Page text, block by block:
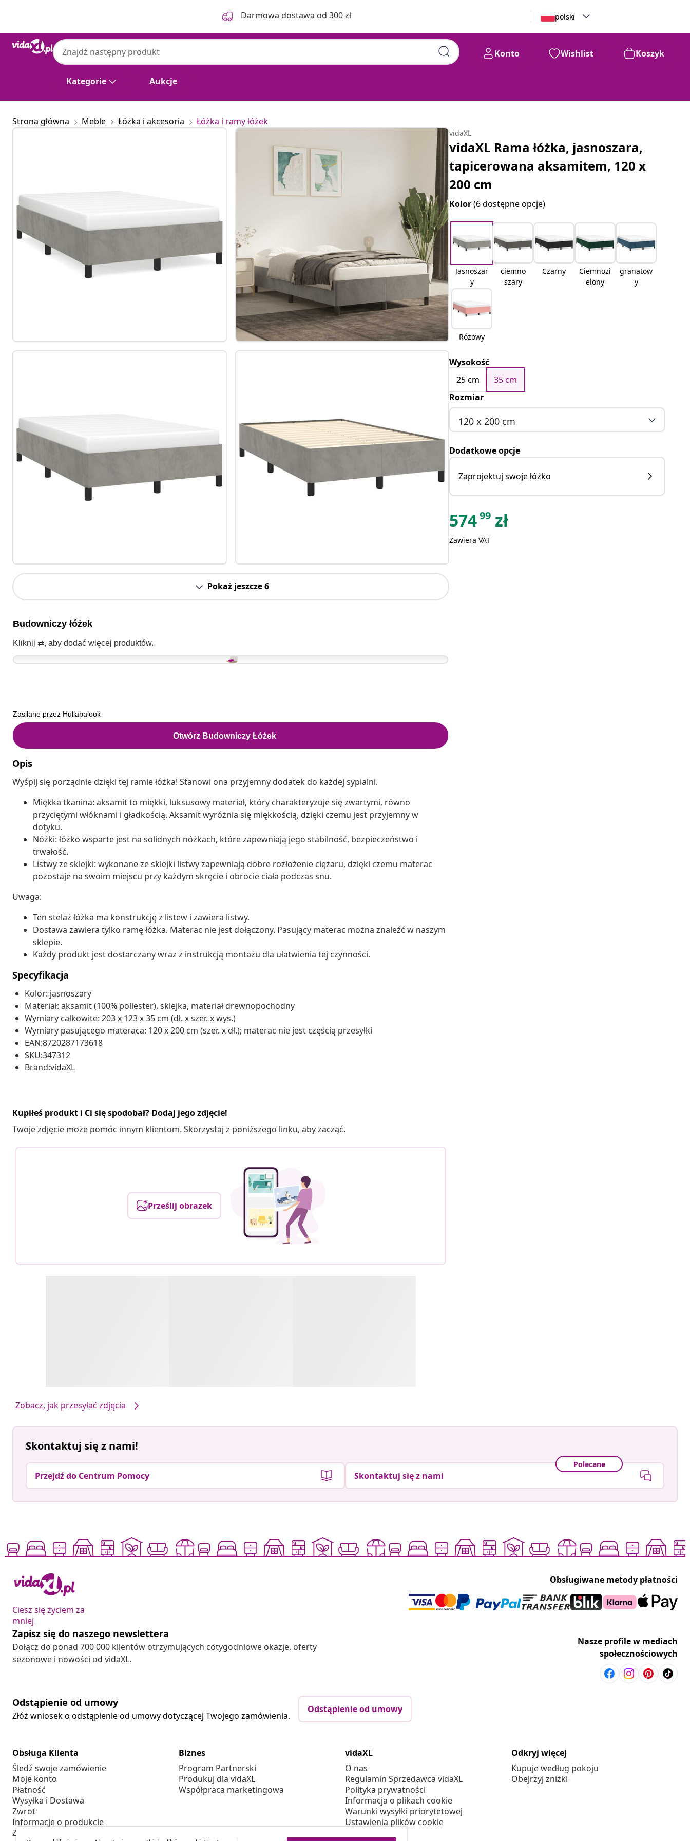
Darmowa dostawa od 300 zł polski
Kategorie Aukcje
Konto Wishlist Koszyk
Strona główna Meble Łóżka i akcesoria Łóżka i ramy łóżek
Pokaż jeszcze 6
Opis
Wyśpij się porządnie dzięki tej ramie łóżka! Stanowi ona przyjemny dodatek do każdej sypialni.
Miękka tkanina: aksamit to miękki, luksusowy materiał, który charakteryzuje się zwartymi, równo
przyciętymi włóknami i gładkością. Aksamit wyróżnia się miękkością, dzięki czemu jest przyjemny w
dotyku.
Nóżki: łóżko wsparte jest na solidnych nóżkach, które zapewniają jego stabilność, bezpieczeństwo i
trwałość.
Listwy ze sklejki: wykonane ze sklejki listwy zapewniają dobre rozłożenie ciężaru, dzięki czemu materac
pozostaje na swoim miejscu przy każdym skręcie i obrocie ciała podczas snu.
Uwaga:
Ten stelaż łóżka ma konstrukcję z listew i zawiera listwy.
Dostawa zawiera tylko ramę łóżka. Materac nie jest dołączony. Pasujący materac można znaleźć w naszym
sklepie.
Każdy produkt jest dostarczany wraz z instrukcją montażu dla ułatwienia tej czynności.
Specyfikacja
Kolor: jasnoszary
Materiał: aksamit (100% poliester), sklejka, materiał drewnopochodny
Wymiary całkowite: 203 x 123 x 35 cm (dł. x szer. x wys.)
Wymiary pasującego materaca: 120 x 200 cm (szer. x dł.); materac nie jest częścią przesyłki
EAN:8720287173618
SKU:347312
Brand:vidaXL
Kupiłeś produkt i Ci się spodobał? Dodaj jego zdjęcie!
Twoje zdjęcie może pomóc innym klientom. Skorzystaj z poniższego linku, aby zacząć.
Prześlij obrazek
Zobacz, jak przesyłać zdjęcia
vidaXL
vidaXL Rama łóżka, jasnoszara,
tapicerowana aksamitem, 120 x
200 cm
Kolor(6 dostępne opcje)
Jasnoszar
y
ciemno
szary
Czarny
Ciemnozi
elony
granatow
y
Różowy
Wysokość
25 cm
35 cm
Rozmiar
120 x 200 cm
Dodatkowe opcje
Zaprojektuj swoje łóżko
57499 zł
Zawiera VAT
Skontaktuj się z nami!
Przejdź do Centrum Pomocy
Polecane
Skontaktuj się z nami
Ciesz się życiem za
mniej
Obsługiwane metody płatności
Zapisz się do naszego newslettera
Dołącz do ponad 700 000 klientów otrzymujących cotygodniowe okazje, oferty
sezonowe i nowości od vidaXL.
Nasze profile w mediach
społecznościowych
Odstąpienie od umowy
Złóż wniosek o odstąpienie od umowy dotyczącej Twojego zamówienia.
Odstąpienie od umowy
Obsługa Klienta
Śledź swoje zamówienie
Moje konto
Płatność
Wysyłka i Dostawa
Zwrot
Informacje o produkcie
Zamówienie
Biznes
Program Partnerski
Produkuj dla vidaXL
Współpraca marketingowa
vidaXL
O nas
Regulamin Sprzedawca vidaXL
Polityka prywatności
Informacja o plikach cookie
Warunki wysyłki priorytetowej
Ustawienia plików cookie
Odkryj więcej
Kupuje według pokoju
Obejrzyj zniżki